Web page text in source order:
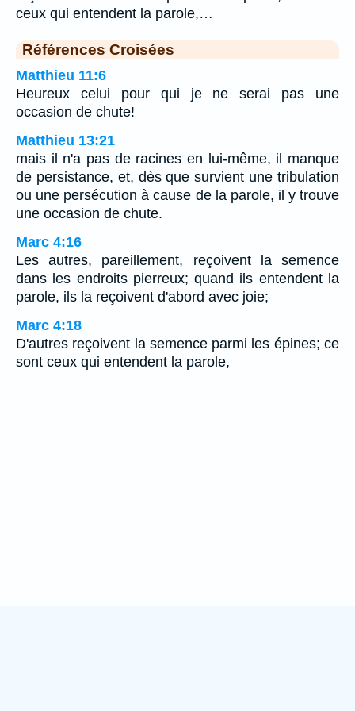
ceux qui entendent la parole,…
Références Croisées
Matthieu 11:6
Heureux celui pour qui je ne serai pas une
occasion de chute!
Matthieu 13:21
mais il n'a pas de racines en lui-même, il manque
de persistance, et, dès que survient une tribulation
ou une persécution à cause de la parole, il y trouve
une occasion de chute.
Marc 4:16
Les autres, pareillement, reçoivent la semence
dans les endroits pierreux; quand ils entendent la
parole, ils la reçoivent d'abord avec joie;
Marc 4:18
D'autres reçoivent la semence parmi les épines; ce
sont ceux qui entendent la parole,